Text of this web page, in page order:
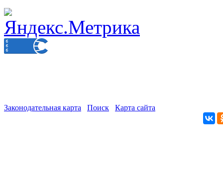
Законодательная карта Поиск Карта сайта